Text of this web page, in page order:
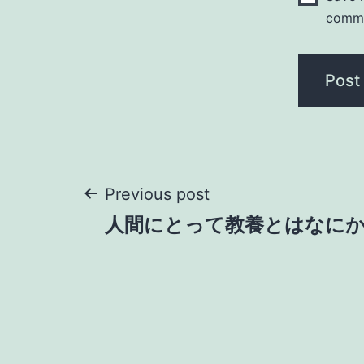
Post
Previous post
人間にとって教養とはなに